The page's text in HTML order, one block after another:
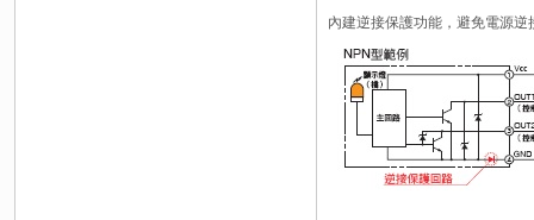
內建逆接保護功能，避免電源